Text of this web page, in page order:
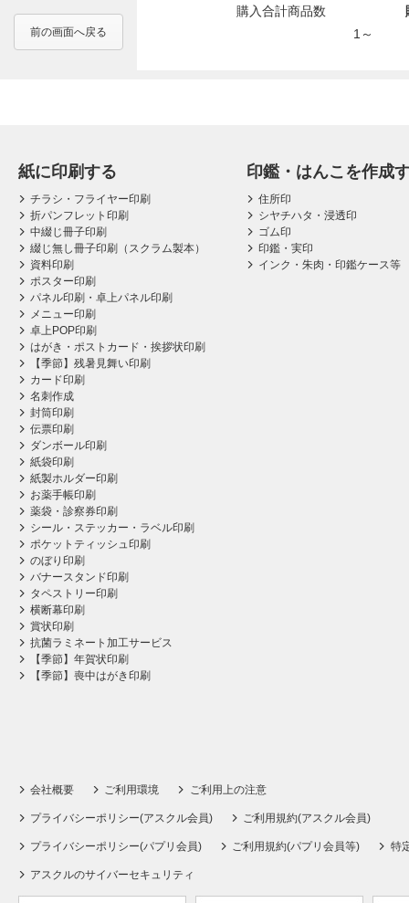
前の画面へ戻る
購入合計商品数
1～
紙に印刷する
チラシ・フライヤー印刷
折パンフレット印刷
中綴じ冊子印刷
綴じ無し冊子印刷（スクラム製本）
資料印刷
ポスター印刷
パネル印刷・卓上パネル印刷
メニュー印刷
卓上POP印刷
はがき・ポストカード・挨拶状印刷
【季節】残暑見舞い印刷
カード印刷
名刺作成
封筒印刷
伝票印刷
ダンボール印刷
紙袋印刷
紙製ホルダー印刷
お薬手帳印刷
薬袋・診察券印刷
シール・ステッカー・ラベル印刷
ポケットティッシュ印刷
のぼり印刷
バナースタンド印刷
タペストリー印刷
横断幕印刷
賞状印刷
抗菌ラミネート加工サービス
【季節】年賀状印刷
【季節】喪中はがき印刷
印鑑・はんこを作成
住所印
シヤチハタ・浸透印
ゴム印
印鑑・実印
インク・朱肉・印鑑ケース等
会社概要 ご利用環境 ご利用上の注意
プライバシーポリシー(アスクル会員) ご利用規約(アスクル会員)
プライバシーポリシー(パプリ会員) ご利用規約(パプリ会員等) 特
アスクルのサイバーセキュリティ